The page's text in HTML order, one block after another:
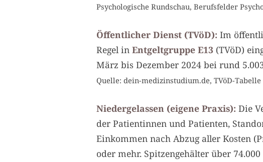
Psychologische Rundschau, Berufsfelder
Öffentlicher Dienst (TVöD): Im
Regel in Entgeltgruppe E13 (TVöD)
März bis Dezember 2024 bei rund
Quelle: dein-medizinstudium.de, TVöD-Tabelle
Niedergelassen (eigene Praxis): Die
der Patientinnen und Patienten,
Einkommen nach Abzug aller Kosten
oder mehr. Spitzengehälter über